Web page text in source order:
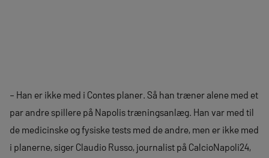
– Han er ikke med i Contes planer. Så han træner alene med et
par andre spillere på Napolis træningsanlæg. Han var med til
de medicinske og fysiske tests med de andre, men er ikke med
i planerne, siger Claudio Russo, journalist på CalcioNapoli24,